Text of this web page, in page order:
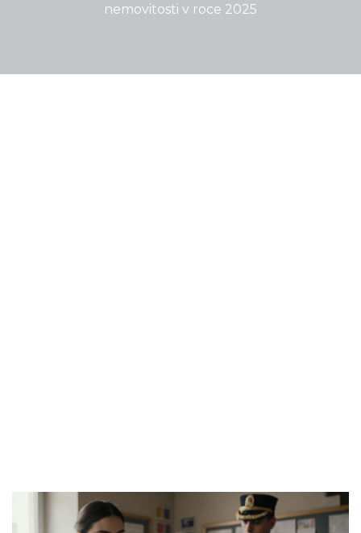
nemovitosti v roce 2025